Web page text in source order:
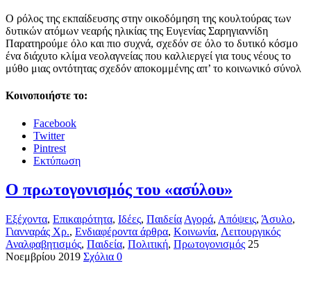
Ο ρόλος της εκπαίδευσης στην οικοδόμηση της κουλτούρας των
δυτικών ατόμων νεαρής ηλικίας της Ευγενίας Σαρηγιαννίδη
Παρατηρούμε όλο και πιο συχνά, σχεδόν σε όλο το δυτικό κόσμο
ένα διάχυτο κλίμα νεολαγνείας που καλλιεργεί για τους νέους το
μύθο μιας οντότητας σχεδόν αποκομμένης απ’ το κοινωνικό σύνολ
Κοινοποιήστε το:
Facebook
Twitter
Pintrest
Εκτύπωση
Ο πρωτογονισμός του «ασύλου»
Εξέχοντα, Επικαιρότητα, Ιδέες, Παιδεία Αγορά, Απόψεις, Άσυλο,
Γιανναράς Χρ., Ενδιαφέροντα άρθρα, Κοινωνία, Λειτουργικός
Αναλφαβητισμός, Παιδεία, Πολιτική, Πρωτογονισμός 25
Νοεμβρίου 2019 Σχόλια 0